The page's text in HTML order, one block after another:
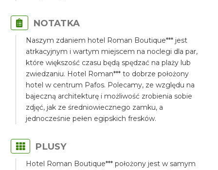
NOTATKA
Naszym zdaniem hotel Roman Boutique*** jest
atrkacyjnym i wartym miejscem na noclegi dla par,
które większość czasu będą spędzać na plaży lub
zwiedzaniu. Hotel Roman*** to dobrze położony
hotel w centrum Pafos. Polecamy, ze względu na
bajeczną architekturę i możliwość zrobienia sobie
zdjęć, jak ze średniowiecznego zamku, a
jednocześnie pełen egipskich fresków.
PLUSY
Hotel Roman Boutique*** położony jest w samym